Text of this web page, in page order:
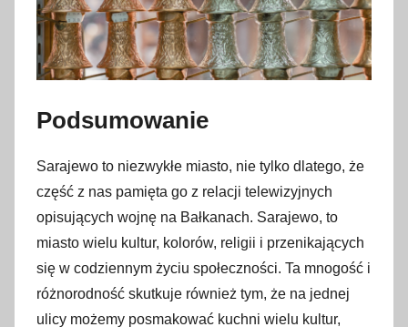
Podsumowanie
Sarajewo to niezwykłe miasto, nie tylko dlatego, że
część z nas pamięta go z relacji telewizyjnych
opisujących wojnę na Bałkanach. Sarajewo, to
miasto wielu kultur, kolorów, religii i przenikających
się w codziennym życiu społeczności. Ta mnogość i
różnorodność skutkuje również tym, że na jednej
ulicy możemy posmakować kuchni wielu kultur,